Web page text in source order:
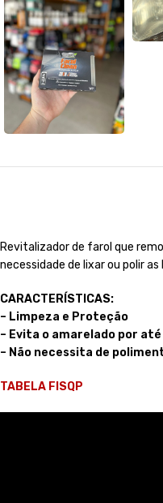
Revitalizador de farol que
necessidade de lixar ou polir as
CARACTERÍSTICAS:
– Limpeza e Proteção
– Evita o amarelado por até
– Não necessita de
TABELA FISQP